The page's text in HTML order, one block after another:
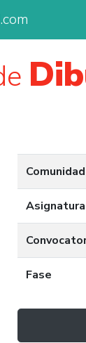
.com
Asignatura
Fase